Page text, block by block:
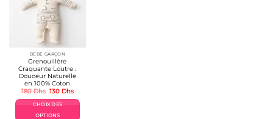
BÉBÉ GARÇON
Grenouillère
Craquante Loutre :
Douceur Naturelle
en 100% Coton
180Dhs Le
initial
était :
180 Dhs.
130 DhsLe
actuel
CHOIX DES
OPTIONS